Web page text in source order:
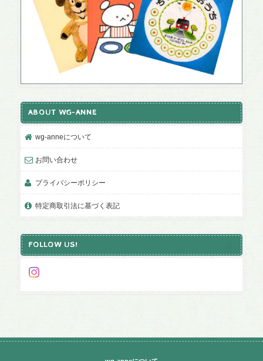
ABOUT WG-ANNE
wg-anneについて
お問い合わせ
プライバシーポリシー
特定商取引法に基づく表記
FOLLOW US!